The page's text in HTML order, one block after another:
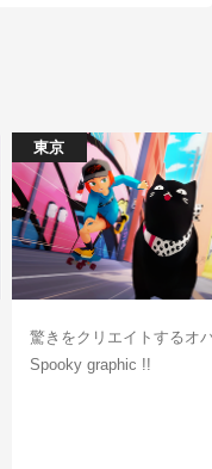
東京
驚きをクリエイトするオ
Spooky graphic !!